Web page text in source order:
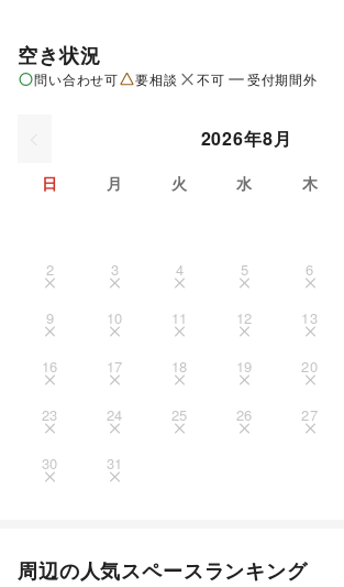
空き状況
問い合わせ可 要相談 不可 受付期間外
2026年8月
日 月 火 水 木
2 3 4 5 6
9 10 11 12 13
16 17 18 19 20
23 24 25 26 27
30 31
周辺の人気スペースランキング